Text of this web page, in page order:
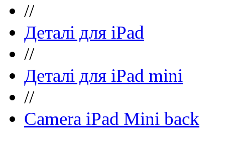
//
Деталі для iPad
//
Деталі для iPad mini
//
Camera iPad Mini back